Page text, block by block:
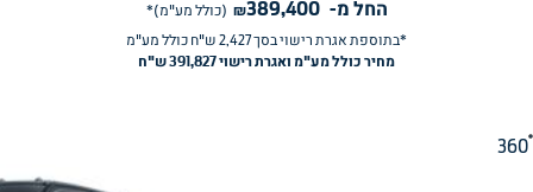
החל מ- 389,400
₪ (כולל מע"מ)*
*בתוספת אגרת רישוי בסך 2,427 ש"ח כולל מע"מ
מחיר כולל מע"מ ואגרת רישוי 391,827 ש"ח